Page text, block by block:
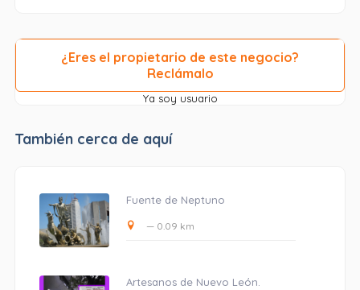
¿Eres el propietario de este negocio?
Reclámalo
Ya soy usuario
También cerca de aquí
Fuente de Neptuno
— 0.09 km
Artesanos de Nuevo León.